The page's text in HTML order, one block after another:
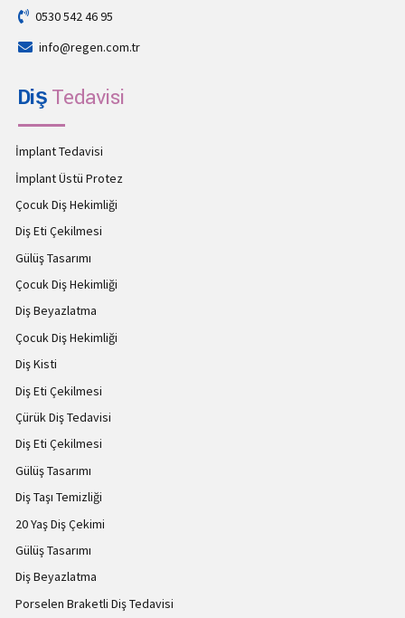
0530 542 46 95
info@regen.com.tr
DişTedavisi
İmplant Tedavisi
İmplant Üstü Protez
Çocuk Diş Hekimliği
Diş Eti Çekilmesi
Gülüş Tasarımı
Çocuk Diş Hekimliği
Diş Beyazlatma
Çocuk Diş Hekimliği
Diş Kisti
Diş Eti Çekilmesi
Çürük Diş Tedavisi
Diş Eti Çekilmesi
Gülüş Tasarımı
Diş Taşı Temizliği
20 Yaş Diş Çekimi
Gülüş Tasarımı
Diş Beyazlatma
Porselen Braketli Diş Tedavisi